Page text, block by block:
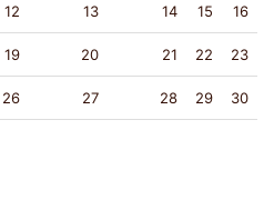
12 13 14 15 16
19 20 21 22 23
26 27 28 29 30